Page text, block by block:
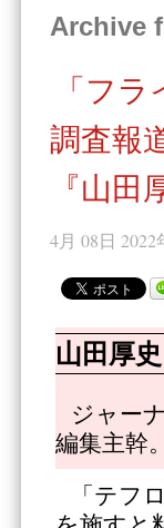
Archive
「フ
調査報
『山
4月 08日 2022
山田厚
ジャー
編集主幹。
「テフ